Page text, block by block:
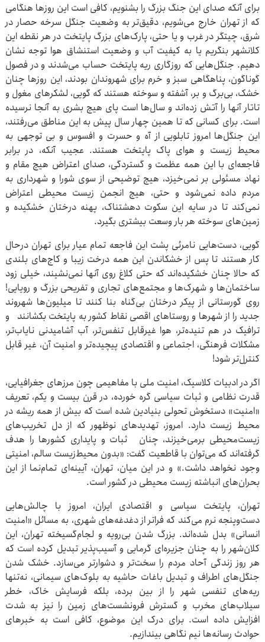
برای آنکه صدای این جنگ بزرگ را بشنویم، کافی است این روزها هنگامی
که از تهران خارج می‌شویم، دقیق‌تر به وضعیت جنگل سرخه حصار در
شرق، چیتگر در غرب و یا حتی، پارک‌های بزرگ پایتخت در هر نقطه این
کلانشهر بنگریم یا به کیفیت آب و وضعیت استنشاق هوا توجه نشان
دهیم. جنگل‌هایی که روزگاری ریه پایتخت حساب می‌شدند و در فصول
گوناگون، پناهگاهی سبز و خرم برای شهروندان بودند، این روزها چنان
خشک، بی‌برگ و بر، آشفته و سوخته هستند که گویی، لشکرهای مغول و
تاتار آنها را آتش زده‌اند و سال‌ها است پای هیچ بشری به آنجا نرسیده
است. برای کسانی که تا همین چهار سال پیش به این مناطق می‌رفتند،
این جنگل‌ها امروز تابلویی از آه و حسرت و افسوس و بی توجهی به
محیط زیست و هوای پاک پایتخت هستند. عجیب آنکه، در برابر
فاجعه‌ای با این همه عظمت و گستردگی، صدای اعتراض هیچ مقام و
نهاد مسئولی بر نمی‌خیزد، هیچ توضیحی از سوی شورا و شهرداری به
مردم داده نمی‌شود و حتی، هیچ انجمن زیست محیطی اعتراض
نمی‌کند تا در سایه این سکوت دهشتناک، پهنه درختان خشکیده و
زمین‌های سوخته هر بار وسعت بیشتری بگیرد.
گویی، دست‌هایی نامرئی پشت این فاجعه تمام عیار برای تهران درحال
کار هستند تا پس از خشکاندن این همه درخت زیبا و کاج‌های بلندی
که حالا چنان خشکیده‌اند که حتی کلاغ روی آنها نمی‌نشیند، خیلی زود
ساختمان‌ها و شهرک‌ها و مجتمع‌های تجاری و تفریحی بزرگ و رویایی!
روی گورستانی از پیکر درختان بی‌گناه بنا کنند تا میلیون‌ها شهروند
جدید را از شهرها و روستاهای اقصی نقاط کشور به پایتخت بکشانند و
ترافیک در هم تنیده‌تر، هوا غیرقابل تنفس‌تر، آب آشامیدنی نایاب‌تر،
مشکلات فرهنگی، اجتماعی و اقتصادی پیچیده‌تر و امنیت آن، غیر قابل
کنترل‌تر شود!
اگر در ادبیات کلاسیک، امنیت ملی با مفاهیمی چون مرزهای جغرافیایی،
قدرت نظامی و ثبات سیاسی گره خورده، در قرن بیست و یکم، تعریف
«امنیت» دستخوش تحولی بنیادین شده است که بیش از همه ریشه در
محیط زیست دارد. امروز، تهدیدهای نوظهور که از دل تخریب‌های
زیست‌محیطی برمی‌خیزند، چنان ثبات و پایداری کشورها را هدف
گرفته‌اند که می‌توان با قاطعیت گفت: «بدون محیط‌زیست سالم، امنیتی
وجود نخواهد داشت.» و در این میان، تهران، آیینه‌ای تمام‌نما از این
بحران‌های انباشته زیست محیطی در کشور است.
تهران، پایتخت سیاسی و اقتصادی ایران، امروز با چالش‌هایی
دست‌وپنجه نرم می‌کند که فراتر از دغدغه‌های شهری، به مسائل «امنیت
انسانی» بدل شده‌اند. بزرگ شدن بی‌رویه و لجام‌گسیخته‌ تهران، این
کلان‌شهر را به چنان جزیره‌ای گرمایی و آسیب‌پذیر تبدیل کرده است که
هر روز زندگی آحاد مردم را سخت‌تر و دشوارتر می‌سازد. خشک شدن
جنگل‌های اطراف و تبدیل باغات حاشیه به بلوک‌های سیمانی، نه‌تنها
ریه‌های تنفسی شهر را از بین برده، بلکه فرسایش خاک، خطر
سیلاب‌های مخرب و گسترش فرونشست‌های زمین را نیز به شدت
افزایش داده است. برای درک این موضوع، کافی است به خبرهای
حوادث رسانه‌ها نیم نگاهی بیندازیم.